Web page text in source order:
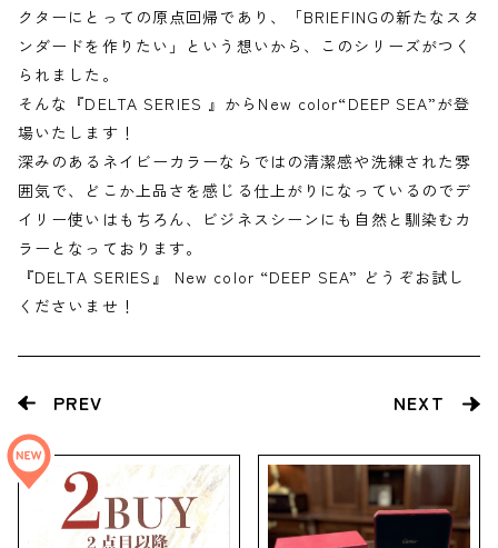
クターにとっての原点回帰であり、「BRIEFINGの新たなスタ
ンダードを作りたい」という想いから、このシリーズがつく
られました。
そんな『DELTA SERIES 』からNew color“DEEP SEA”が登
場いたします！
深みのあるネイビーカラーならではの清潔感や洗練された雰
囲気で、どこか上品さを感じる仕上がりになっているのでデ
イリー使いはもちろん、ビジネスシーンにも自然と馴染むカ
ラーとなっております。
『DELTA SERIES』 New color “DEEP SEA” どうぞお試し
くださいませ！
PREV NEXT